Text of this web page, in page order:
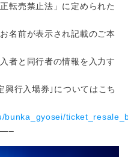
転売禁止法」に定められた
名前が表示され記載のご本
者と同行者の情報を入力す
行入場券｣についてはこち
bunka_gyosei/